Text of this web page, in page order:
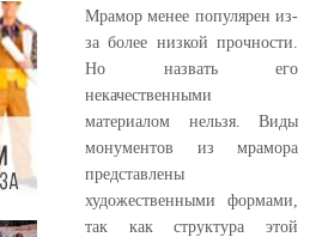
Мрамор менее популярен из-
за более низкой прочности.
Но назвать его
некачественными
материалом нельзя. Виды
монументов из мрамора
представлены
художественными формами,
так как структура этой